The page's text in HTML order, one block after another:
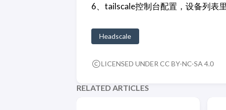
6、tailscale控制台配置，设备列表
Headscale
LICENSED UNDER CC BY-NC-SA 4.0
RELATED ARTICLES